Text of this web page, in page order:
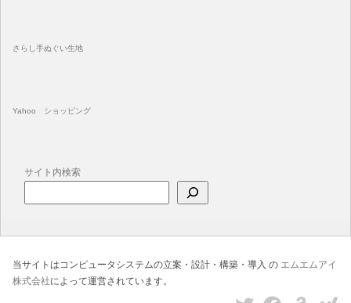
さらし手ぬぐい生地
Yahoo ショッピング
サイト内検索
当サイトはコンピュータシステムの立案・設計・構築・導入 の エムエムアイ
株式会社によって運営されています。